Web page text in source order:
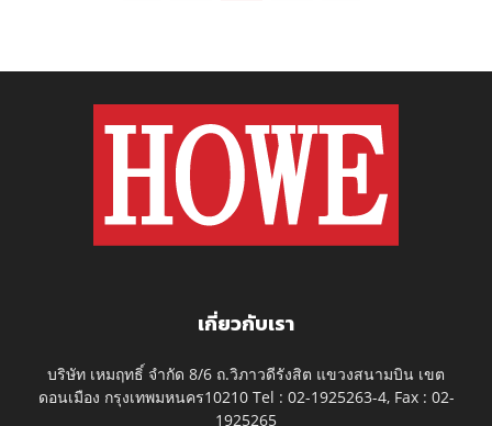
เกี่ยวกับเรา
บริษัท เหมฤทธิ์ จำกัด 8/6 ถ.วิภาวดีรังสิต แขวงสนามบิน เขต
ดอนเมือง กรุงเทพมหนคร10210 Tel : 02-1925263-4, Fax : 02-
1925265